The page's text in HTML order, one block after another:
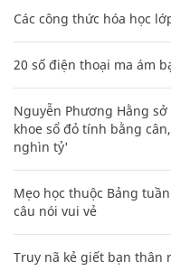
Các công thức hóa học
20 số điện thoại ma ám
Nguyễn Phương Hằng
khoe sổ đỏ tính bằng
nghìn tỷ'
Mẹo học thuộc Bảng
câu nói vui vẻ
Truy nã kẻ giết bạn thân